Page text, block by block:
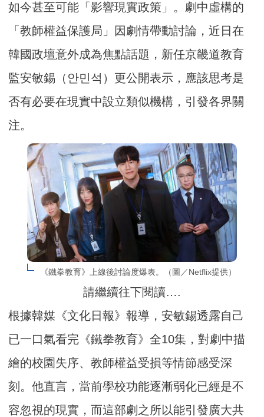
如今甚至可能「影響現實政策」。劇中虛構的
「教師權益保護局」因劇情帶動討論，近日在
韓國政壇意外成為焦點話題，新任京畿道教育
監安敏錫（안민석）更公開表示，應該思考是
否有必要在現實中設立類似機構，引發各界關
注。
《鐵拳教育》上線後討論度爆表。（圖／Netflix提供）
請繼續往下閱讀….
根據韓媒《文化日報》報導，安敏錫透露自己
已一口氣看完《鐵拳教育》全10集，對劇中描
繪的校園失序、教師權益受損等情節感受深
刻。他直言，當前學校功能逐漸弱化已經是不
容忽視的現實，而這部劇之所以能引發廣大共